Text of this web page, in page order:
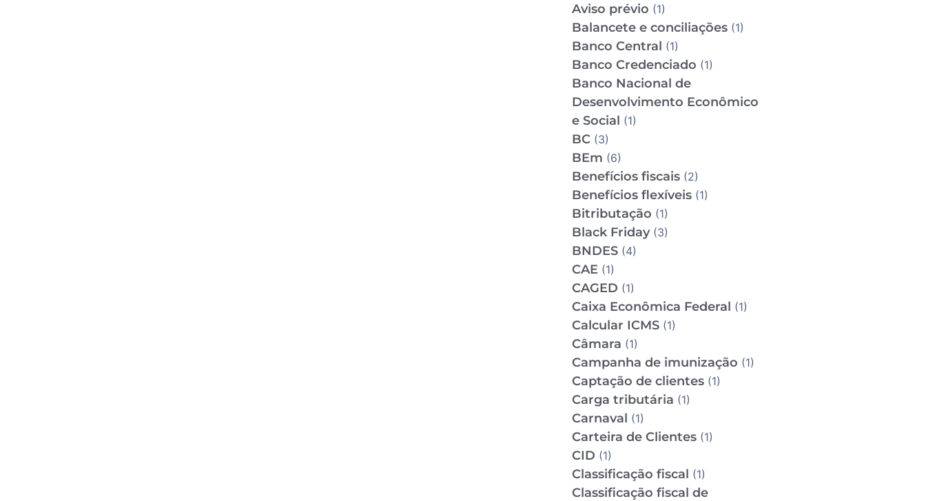
Aviso prévio (1)
Balancete e conciliações(1)
Banco Central (1)
Banco Credenciado (1)
Banco Nacional de
Desenvolvimento Econômico
e Social (1)
BC(3)
BEm (6)
Benefícios fiscais(2)
Benefícios flexíveis(1)
Bitributação (1)
Black Friday(3)
BNDES(4)
CAE (1)
CAGED (1)
Caixa Econômica Federal (1)
Calcular ICMS(1)
Câmara (1)
Campanha de imunização (1)
Captação de clientes(1)
Carga tributária (1)
Carnaval (1)
Carteira de Clientes(1)
CID (1)
Classificação fiscal (1)
Classificação fiscal de